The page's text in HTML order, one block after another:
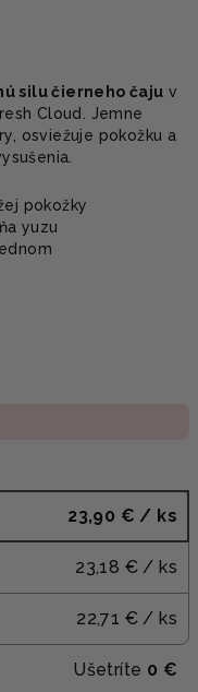
silu čierneho čaju v
Cloud. Jemne
osviežuje pokožku a
pokožky
yuzu
23,90 € / ks
23,18 € / ks
22,71 € / ks
Ušetríte 0 €